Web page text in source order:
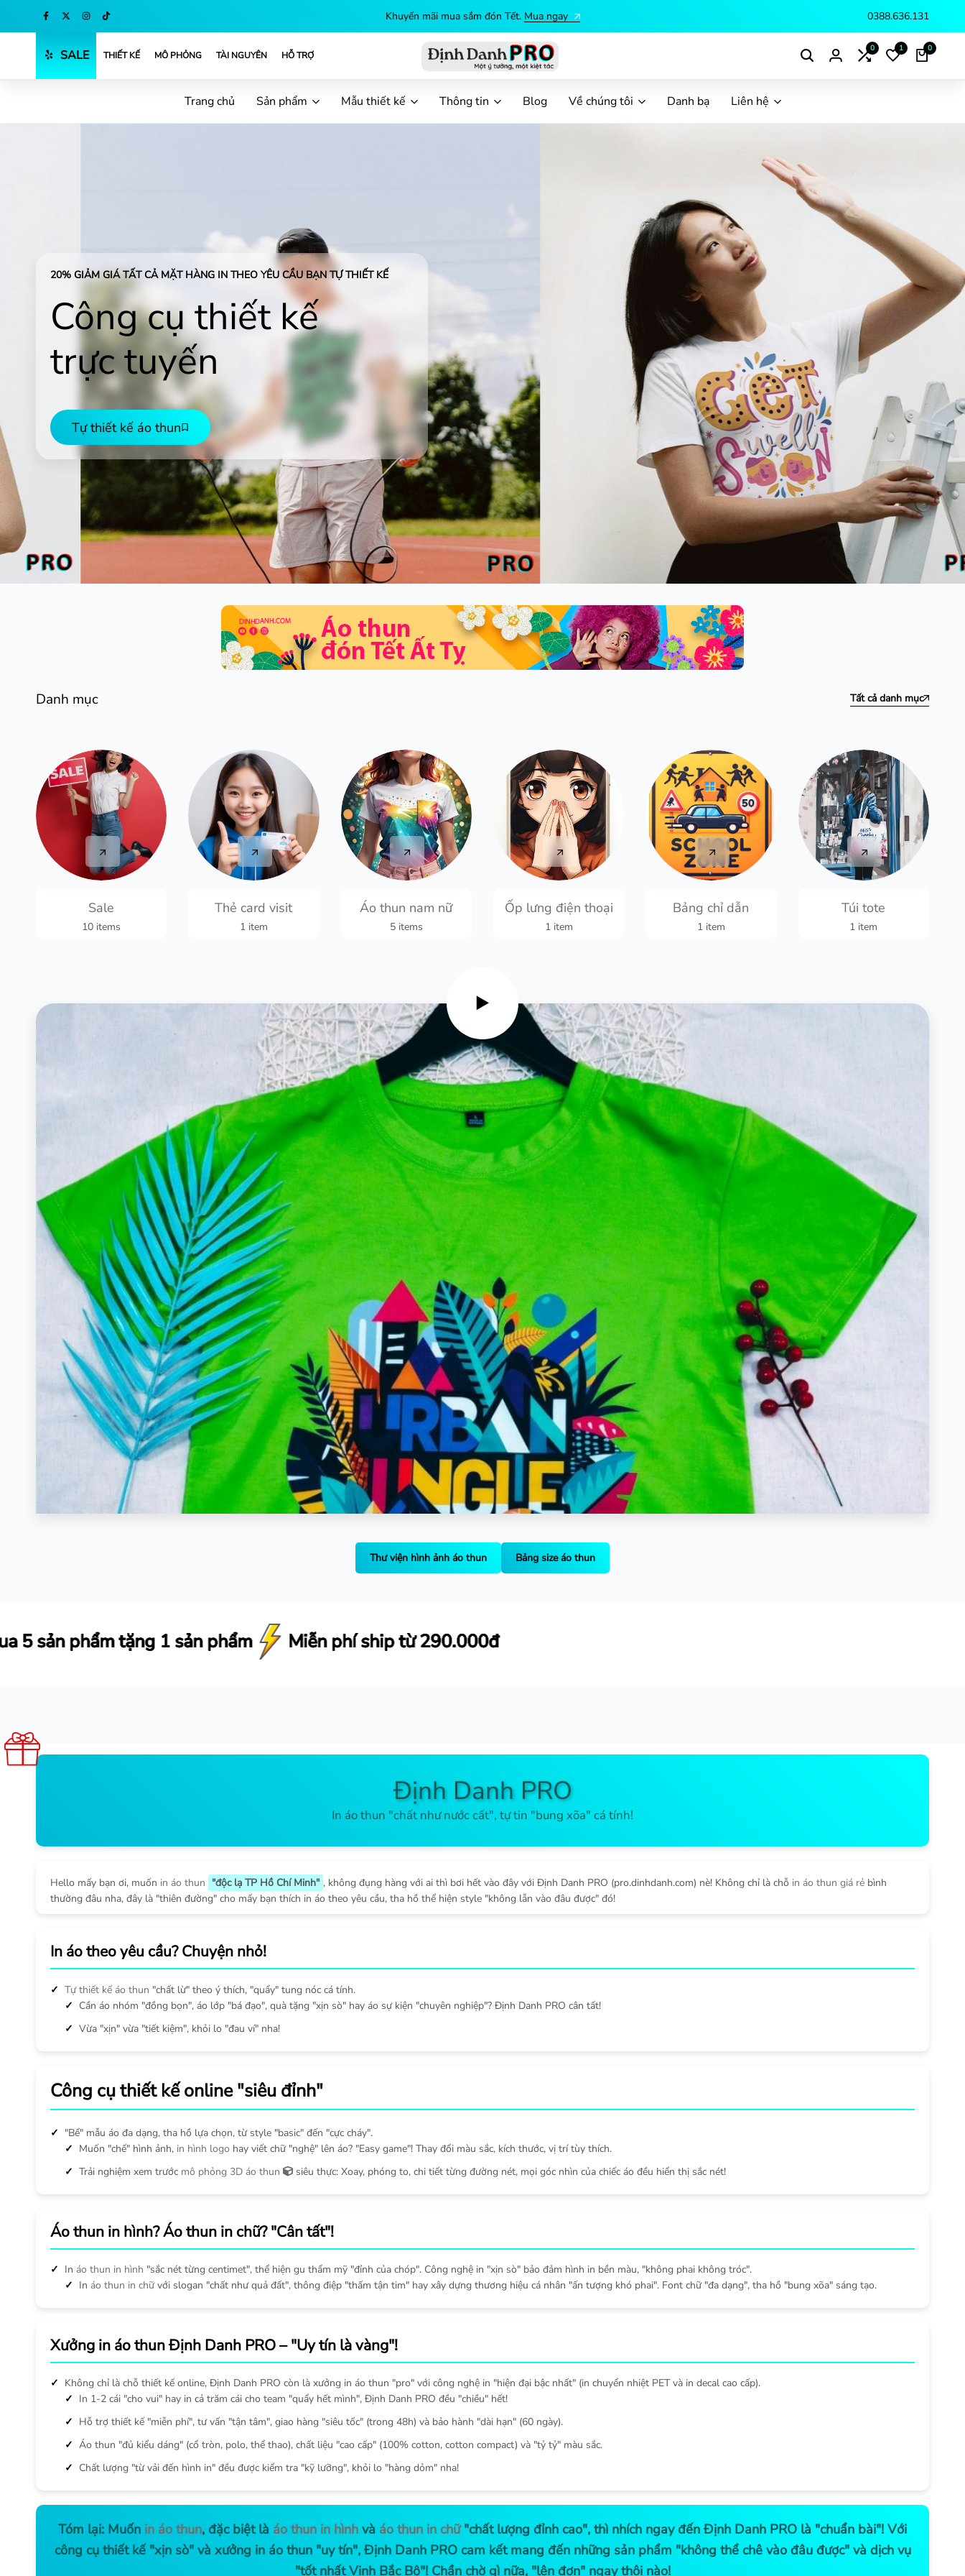
Mua ngay Khuyến mãi mua sắm đón Tết. Mua ngay 0388.636.131
SALE THIẾT KẾ MÔ PHỎNG TÀI NGUYÊN HỖ TRỢ
Định
PRO
vụ
0 1 0
Trang chủ Sản phẩm Mẫu thiết kế Thông tin Blog Về chúng tôi Danh bạ Liên hệ
20% GIẢM GIÁ TẤT CẢ MẶT HÀNG IN THEO YÊU CẦU BẠN TỰ THIẾT KẾ
Công cụ thiết kế
trực tuyến
Tự thiết kế áo thun
Danh mục Tất cả danh mục
Sale
10 items
Thẻ card visit
1 item
Áo thun nam nữ
5 items
Ốp lưng điện thoại
1 item
Bảng chỉ dẫn
1 item
Túi tote
1 item
Thư viện hình ảnh áo thun Bảng size áo thun
phẩm Miễn phí ship từ 290.000đ
phẩm Miễn phí ship từ 290.000đ
phẩm Miễn phí ship từ 290.000đ
phẩm Miễn phí ship từ 290.000đ
Định Danh PRO
In áo thun "chất như nước cất", tự tin "bung xõa" cá tính!
Hello mấy bạn ơi, muốn in áo thun "độc lạ TP Hồ Chí Minh" , không đụng hàng với ai thì bơi hết vào đây với Định Danh PRO (pro.dinhdanh.com) nè! Không chỉ là chỗ in áo thun giá rẻ bình
thường đâu nha, đây là "thiên đường" cho mấy bạn thích in áo theo yêu cầu, tha hồ thể hiện style "không lẫn vào đâu được" đó!
In áo theo yêu cầu? Chuyện nhỏ!
Tự thiết kế áo thun "chất lừ" theo ý thích, "quẩy" tung nóc cá tính.
Cần áo nhóm "đồng bọn", áo lớp "bá đạo", quà tặng "xịn sò" hay áo sự kiện "chuyên nghiệp"? Định Danh PRO cân tất!
Vừa "xịn" vừa "tiết kiệm", khỏi lo "đau ví" nha!
Công cụ thiết kế online "siêu đỉnh"
"Bể" mẫu áo đa dạng, tha hồ lựa chọn, từ style "basic" đến "cực cháy".
Muốn "chế" hình ảnh, in hình logo hay viết chữ "nghệ" lên áo? "Easy game"! Thay đổi màu sắc, kích thước, vị trí tùy thích.
Trải nghiệm xem trước mô phỏng 3D áo thun siêu thực: Xoay, phóng to, chi tiết từng đường nét, mọi góc nhìn của chiếc áo đều hiển thị sắc nét!
Áo thun in hình? Áo thun in chữ? "Cân tất"!
In áo thun in hình "sắc nét từng centimet", thể hiện gu thẩm mỹ "đỉnh của chóp". Công nghệ in "xịn sò" bảo đảm hình in bền màu, "không phai không tróc".
In áo thun in chữvới slogan "chất như quả đất", thông điệp "thấm tận tim" hay xây dựng thương hiệu cá nhân "ấn tượng khó phai". Font chữ "đa dạng", tha hồ "bung xõa" sáng tạo.
Xưởng in áo thun Định Danh PRO – "Uy tín là vàng"!
Không chỉ là chỗ thiết kế online, Định Danh PRO còn là xưởng in áo thun "pro" với công nghệ in "hiện đại bậc nhất" (in chuyển nhiệt PET và in decal cao cấp).
In 1-2 cái "cho vui" hay in cả trăm cái cho team "quẩy hết mình", Định Danh PRO đều "chiều" hết!
Hỗ trợ thiết kế "miễn phí", tư vấn "tận tâm", giao hàng "siêu tốc" (trong 48h) và bảo hành "dài hạn" (60 ngày).
Áo thun "đủ kiểu dáng" (cổ tròn, polo, thể thao), chất liệu "cao cấp" (100% cotton, cotton compact) và "tỷ tỷ" màu sắc.
Chất lượng "từ vải đến hình in" đều được kiểm tra "kỹ lưỡng", khỏi lo "hàng dỏm" nha!
Tóm lại: Muốn in áo thun, đặc biệt là áo thun in hình và áo thun in chữ"chất lượng đỉnh cao", thì nhích ngay đến Định Danh PRO là "chuẩn bài"! Với
công cụ thiết kế "xịn sò" và xưởng in áo thun "uy tín", Định Danh PRO cam kết mang đến những sản phẩm "không thể chê vào đâu được" và dịch vụ
"tốt nhất Vịnh Bắc Bộ"! Chần chờ gì nữa, "lên đơn" ngay thôi nào!